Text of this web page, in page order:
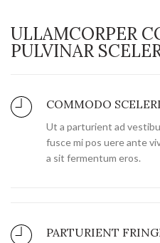
ULLAMCORPER
PULVINAR
COMMODO
Ut a parturient ad
fusce mi pos uere ante
a sit fermentum eros.
PARTURIENT